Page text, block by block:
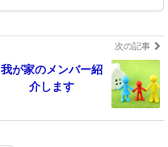
次の記事
我が家のメンバー紹
介します